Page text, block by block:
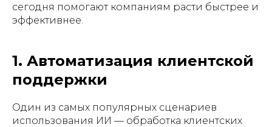
сегодня помогают компаниям расти быстрее и
эффективнее.
1. Автоматизация клиентской
поддержки
Один из самых популярных сценариев
использования ИИ — обработка клиентских